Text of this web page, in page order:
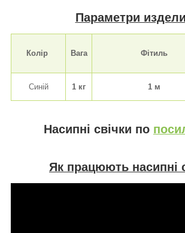
Параметри
Колір Вага Фітиль
Синій 1 кг 1 м
Насипні свічки по
Як працюють насипні